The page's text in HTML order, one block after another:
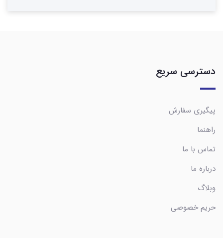
دسترسی سریع
پیگیری سفارش
راهنما
تماس با ما
درباره ما
وبلاگ
حریم خصوصی